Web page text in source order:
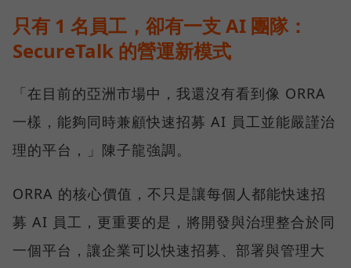
只有 1 名員工，卻有一支 AI 團隊：
SecureTalk 的營運新模式
「在目前的亞洲市場中，我還沒有看到像 ORRA
一樣，能夠同時兼顧快速招募 AI 員工並能嚴謹治
理的平台，」陳子龍強調。
ORRA 的核心價值，不只是讓每個人都能快速招
募 AI 員工，更重要的是，將開發與治理整合於同
一個平台，讓企業可以快速招募、部署與管理大